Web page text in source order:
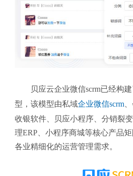
贝应云企业微信scrm已经构
型，该模型由私域企业微信scrm
收银软件、贝应小程序、分销裂
理ERP、小程序商城等核心产品
各业精细化的运营管理需求。